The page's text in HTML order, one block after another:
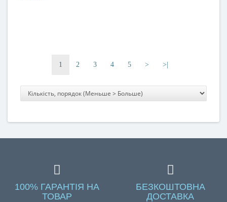
1 2 3 4 5 > >|
100% ГАРАНТІЯ НА
ТОВАР
БЕЗКОШТОВНА
ДОСТАВКА